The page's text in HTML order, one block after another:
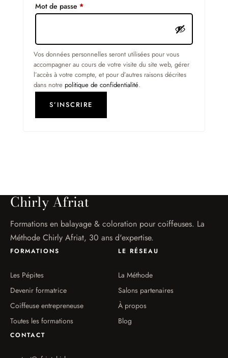
Mot de passe *Obligatoire
Vos données personnelles seront utilisées pour vous
accompagner au cours de votre visite du site web, gérer
l’accès à votre compte, et pour d’autres raisons décrites
dans notre politique de confidentialité.
S’INSCRIRE
Chirly Afriat
Formations en balayage & coloration pour coiffeuses. La
Méthode Chirly Afriat, 30 ans d'expertise.
FORMATIONS
Les Pépites
Devenir formatrice
Coiffeuse entrepreneuse
Toutes les formations
LE RÉSEAU
La Méthode
Salons partenaires
À propos
Blog
CONTACT